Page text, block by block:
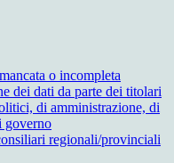
o incompleta
dei dati da parte dei titolari
di amministrazione, di
governo
regionali/provinciali